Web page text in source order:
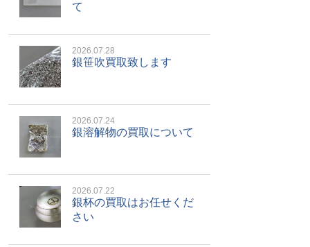
て
2026.07.28
銀笹吹買取致します
2026.07.24
銀溶解物の買取について
2026.07.22
銀杯の買取はお任せくだ
さい